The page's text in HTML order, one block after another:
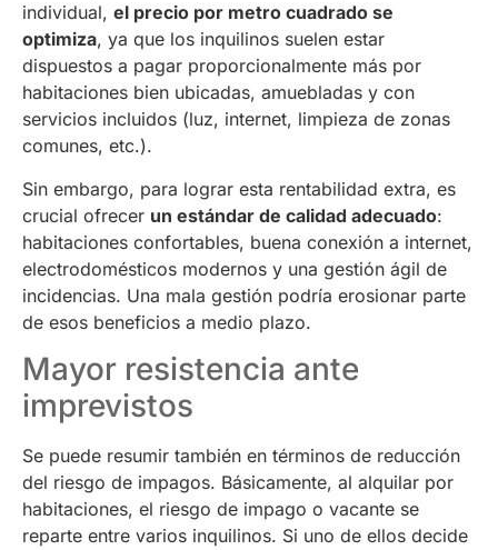
individual, el precio por metro cuadrado se
optimiza, ya que los inquilinos suelen estar
dispuestos a pagar proporcionalmente más por
habitaciones bien ubicadas, amuebladas y con
servicios incluidos (luz, internet, limpieza de zonas
comunes, etc.).
Sin embargo, para lograr esta rentabilidad extra, es
crucial ofrecer un estándar de calidad adecuado:
habitaciones confortables, buena conexión a internet,
electrodomésticos modernos y una gestión ágil de
incidencias. Una mala gestión podría erosionar parte
de esos beneficios a medio plazo.
Mayor resistencia ante
imprevistos
Se puede resumir también en términos de reducción
del riesgo de impagos. Básicamente, al alquilar por
habitaciones, el riesgo de impago o vacante se
reparte entre varios inquilinos. Si uno de ellos decide